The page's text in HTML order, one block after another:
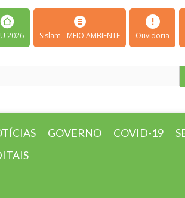
2026 Sislam - MEIO AMBIENTE Ouvidoria
GOVERNO COVID-19